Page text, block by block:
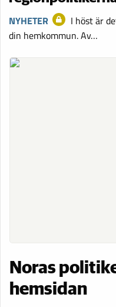
NYHETER
I höst är
din hemkommun. Av…
Noras
hemsidan